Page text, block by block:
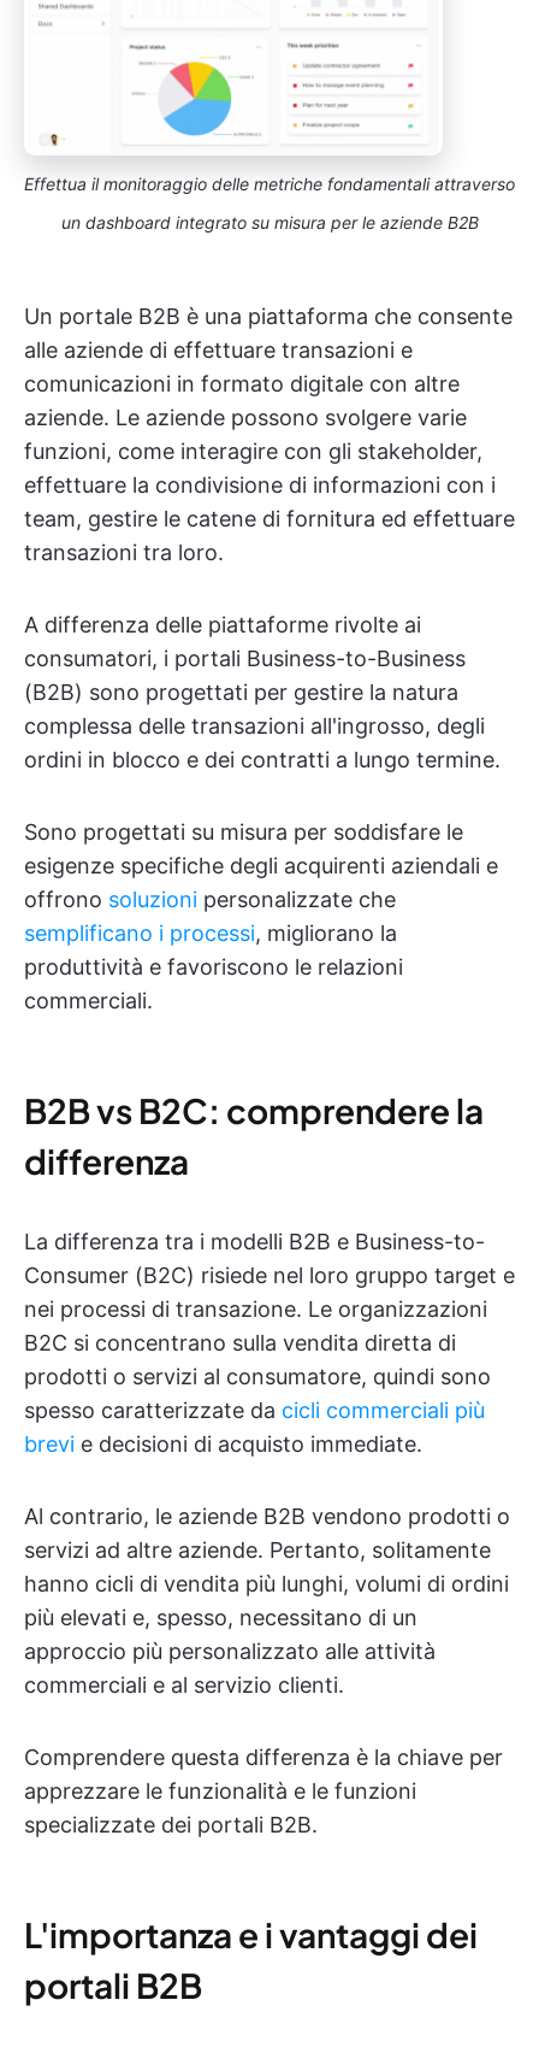
Effettua il monitoraggio delle metriche fondamentali attraverso
un dashboard integrato su misura per le aziende B2B
Un portale B2B è una piattaforma che consente
alle aziende di effettuare transazioni e
comunicazioni in formato digitale con altre
aziende. Le aziende possono svolgere varie
funzioni, come interagire con gli stakeholder,
effettuare la condivisione di informazioni con i
team, gestire le catene di fornitura ed effettuare
transazioni tra loro.
A differenza delle piattaforme rivolte ai
consumatori, i portali Business-to-Business
(B2B) sono progettati per gestire la natura
complessa delle transazioni all'ingrosso, degli
ordini in blocco e dei contratti a lungo termine.
Sono progettati su misura per soddisfare le
esigenze specifiche degli acquirenti aziendali e
offrono soluzioni personalizzate che
semplificano i processi, migliorano la
produttività e favoriscono le relazioni
commerciali.
B2B vs B2C: comprendere la
differenza
La differenza tra i modelli B2B e Business-to-
Consumer (B2C) risiede nel loro gruppo target e
nei processi di transazione. Le organizzazioni
B2C si concentrano sulla vendita diretta di
prodotti o servizi al consumatore, quindi sono
spesso caratterizzate da cicli commerciali più
brevi e decisioni di acquisto immediate.
Al contrario, le aziende B2B vendono prodotti o
servizi ad altre aziende. Pertanto, solitamente
hanno cicli di vendita più lunghi, volumi di ordini
più elevati e, spesso, necessitano di un
approccio più personalizzato alle attività
commerciali e al servizio clienti.
Comprendere questa differenza è la chiave per
apprezzare le funzionalità e le funzioni
specializzate dei portali B2B.
L'importanza e i vantaggi dei
portali B2B